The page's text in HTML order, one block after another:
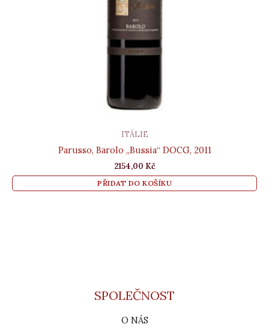
ITÁLIE
Parusso, Barolo „Bussia“ DOCG, 2011
2154,00 Kč
PŘIDAT DO KOŠÍKU
SPOLEČNOST
O NÁS